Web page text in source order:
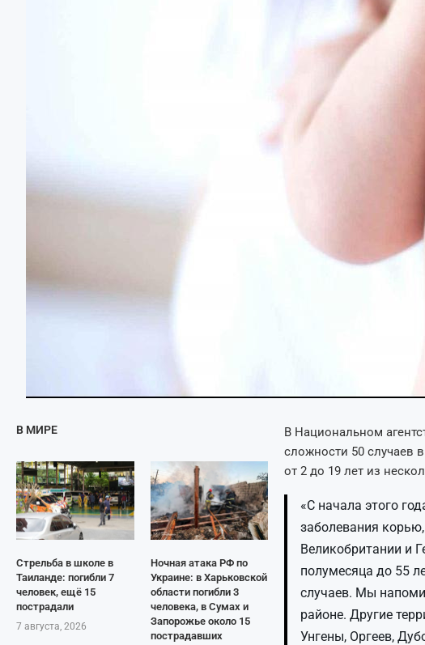
В МИРЕ
Стрельба в школе в
Таиланде: погибли 7
человек, ещё 15
пострадали
7 августа, 2026
Ночная атака РФ по
Украине: в Харьковской
области погибли 3
человека, в Сумах и
Запорожье около 15
пострадавших
В Национальном
сложности 50 случаев
от 2 до 19 лет из
«С начала этого
заболевания
Великобритании и
полумесяца до 55
случаев. Мы
районе. Другие
Унгены, Оргеев,